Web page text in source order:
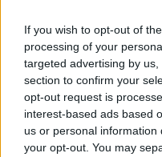
If you wish to opt-out of
processing of your
targeted advertising by
section to confirm your
opt-out request is
interest-based ads based
us or personal
your opt-out. You may
Ανταγωνιστικό πακέτο
Φιλικό περιβάλλον
αναπτύξετε τις
Πλήρης Απασχόληση
Δυναμικό περιβάλλον